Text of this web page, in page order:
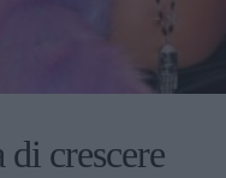
crescere